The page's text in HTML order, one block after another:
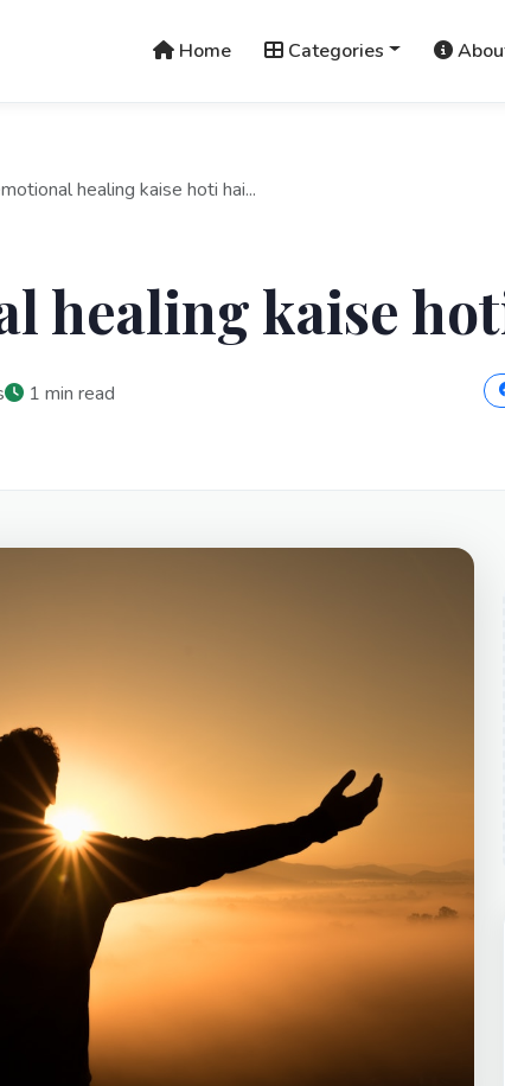
Home Categories
healing kaise hoti hai...
healing kaise
1 min read